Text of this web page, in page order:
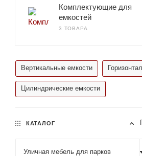
Комплектующие для
емкостей
3 ТОВАРА
Вертикальные емкости
Цилиндрические емкости
КАТАЛОГ
Уличная мебель для парков